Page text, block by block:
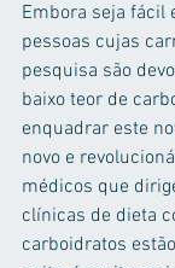
Embora seja fácil
pessoas cujas
pesquisa são
baixo teor de
enquadrar este
novo e
médicos que
clínicas de dieta
carboidratos